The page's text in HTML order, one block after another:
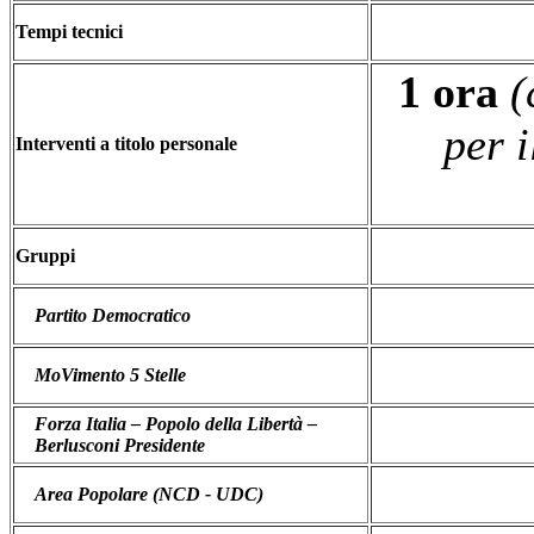
Tempi tecnici
Interventi a titolo personale
1 ora
per
Gruppi
Partito Democratico
MoVimento 5 Stelle
Forza Italia – Popolo della Libertà –
Berlusconi Presidente
Area Popolare (NCD - UDC)